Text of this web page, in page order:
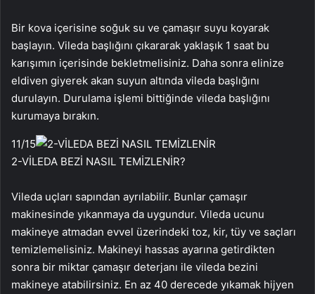
Bir kova içerisine soğuk su ve çamaşır suyu koyarak
başlayın. Vileda başlığını çıkararak yaklaşık 1 saat bu
karışımın içerisinde bekletmelisiniz. Daha sonra elinize
eldiven giyerek akan suyun altında vileda başlığını
durulayın. Durulama işlemi bittiğinde vileda başlığını
kurumaya bırakın.
11/15
2-VİLEDA BEZİ NASIL TEMİZLENİR?
Vileda uçları sapından ayrılabilir. Bunlar çamaşır
makinesinde yıkanmaya da uygundur. Vileda ucunu
makineye atmadan evvel üzerindeki toz, kir, tüy ve saçları
temizlemelisiniz. Makineyi hassas ayarına getirdikten
sonra bir miktar çamaşır deterjanı ile vileda bezini
makineye atabilirsiniz. En az 40 derecede yıkamak hijyen